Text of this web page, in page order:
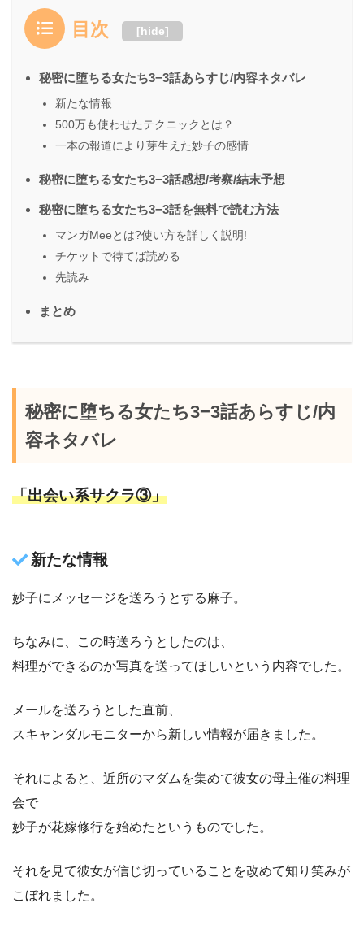
目次 [hide]
秘密に堕ちる女たち3−3話あらすじ/内容ネタバレ
新たな情報
500万も使わせたテクニックとは？
一本の報道により芽生えた妙子の感情
秘密に堕ちる女たち3−3話感想/考察/結末予想
秘密に堕ちる女たち3−3話を無料で読む方法
マンガMeeとは?使い方を詳しく説明!
チケットで待てば読める
先読み
まとめ
秘密に堕ちる女たち3−3話あらすじ/内
容ネタバレ
「出会い系サクラ③」
新たな情報
妙子にメッセージを送ろうとする麻子。
ちなみに、この時送ろうとしたのは、
料理ができるのか写真を送ってほしいという内容でした。
メールを送ろうとした直前、
スキャンダルモニターから新しい情報が届きました。
それによると、近所のマダムを集めて彼女の母主催の料理
会で
妙子が花嫁修行を始めたというものでした。
それを見て彼女が信じ切っていることを改めて知り笑みが
こぼれました。